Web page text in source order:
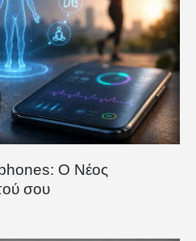
Ο Νέος
σου